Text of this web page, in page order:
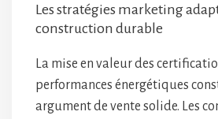
Les stratégies marketing
construction durable
La mise en valeur des
performances énergétiques
argument de vente solide. Les